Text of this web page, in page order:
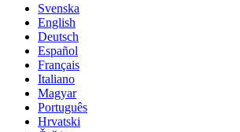
Svenska
English
Deutsch
Español
Français
Italiano
Magyar
Português
Hrvatski